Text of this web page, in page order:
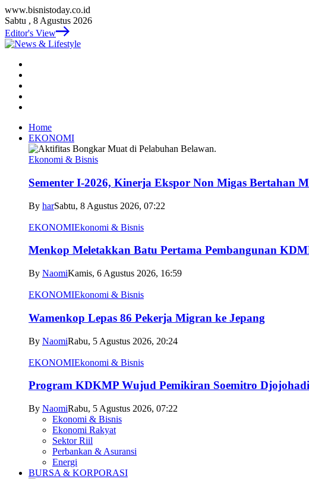
www.bisnistoday.co.id
Sabtu , 8 Agustus 2026
Editor's View
Home
EKONOMI
Ekonomi & Bisnis
Sementer I-2026, Kinerja Ekspor Non Migas Bertahan
By harSabtu, 8 Agustus 2026, 07:22
EKONOMIEkonomi & Bisnis
Menkop Meletakkan Batu Pertama Pembangunan
By NaomiKamis, 6 Agustus 2026, 16:59
EKONOMIEkonomi & Bisnis
Wamenkop Lepas 86 Pekerja Migran ke Jepang
By NaomiRabu, 5 Agustus 2026, 20:24
EKONOMIEkonomi & Bisnis
Program KDKMP Wujud Pemikiran Soemitro
By NaomiRabu, 5 Agustus 2026, 07:22
Ekonomi & Bisnis
Ekonomi Rakyat
Sektor Riil
Perbankan & Asuransi
Energi
BURSA & KORPORASI